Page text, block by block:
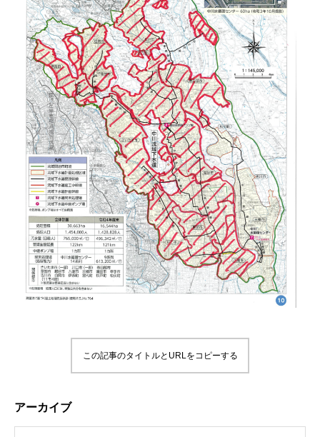
この記事のタイトルとURLをコピーする
アーカイブ